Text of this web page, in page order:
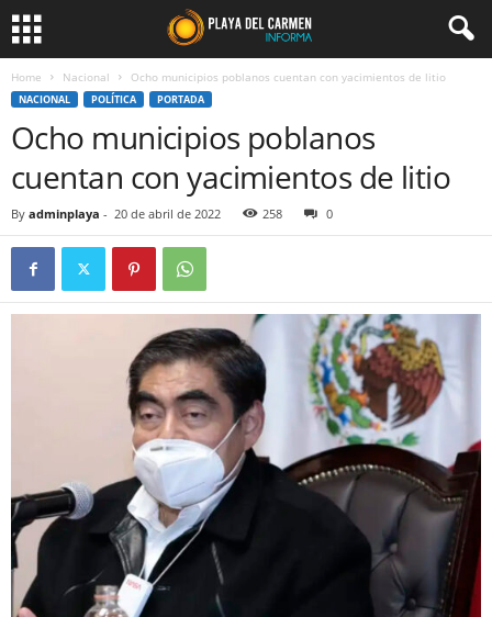
Home Nacional Ocho municipios poblanos cuentan con yacimientos de litio
NACIONAL POLÍTICA PORTADA
Ocho municipios poblanos
cuentan con yacimientos de litio
By adminplaya - 20 de abril de 2022 258 0